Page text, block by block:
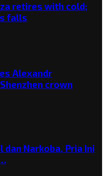
retires with cold;
falls
Alexandr
crown
dan Narkoba, Pria Ini